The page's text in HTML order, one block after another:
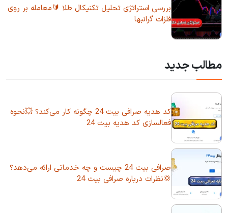
بررسی استراتژی تحلیل تکنیکال طلا 🔰معامله بر روی
فلزات گرانبها
مطالب جدید
کد هدیه صرافی بیت 24 چگونه کار می‌کند؟ 💥نحوه
فعالسازی کد هدیه بیت 24
صرافی بیت 24 چیست و چه خدماتی ارائه می‌دهد؟
💢نظرات درباره صرافی بیت 24